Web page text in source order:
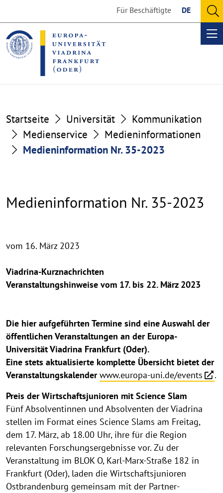
the
content
section
the
footer
section
Für Beschäftigte DE
Startseite Universität
Kommunikation
Medienservice
Medieninformationen
Medieninformation Nr. 35-2023
Medieninformation Nr. 35-2023
vom 16. März 2023
Viadrina-Kurznachrichten
Veranstaltungshinweise vom 17. bis 22. März 2023
Die hier aufgeführten Termine sind eine Auswahl der
öffentlichen Veranstaltungen an der Europa-
Universität Viadrina Frankfurt (Oder).
Eine stets aktualisierte komplette Übersicht bietet der
Veranstaltungskalender www.europa-uni.de/events
.
Preis der Wirtschaftsjunioren mit Science Slam
Fünf Absolventinnen und Absolventen der Viadrina
stellen im Format eines Science Slams am Freitag,
dem 17. März, ab 18.00 Uhr, ihre für die Region
relevanten Forschungsergebnisse vor. Zu der
Veranstaltung im BLOK O, Karl-Marx-Straße 182 in
Frankfurt (Oder), laden die Wirtschaftsjunioren
Ostbrandenburg gemeinsam mit der Partner-